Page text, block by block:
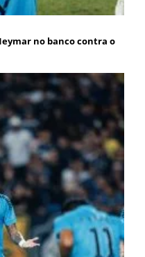
no banco contra o